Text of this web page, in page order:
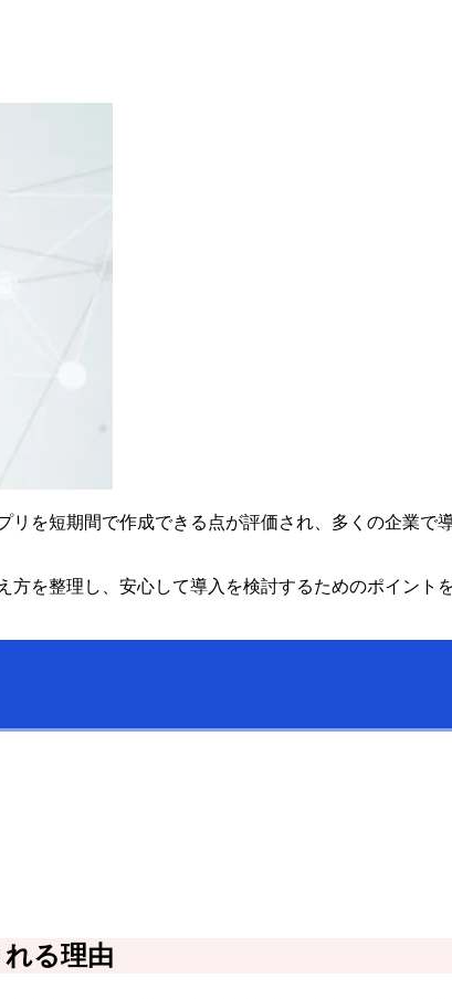
を短期間で作成できる点が評価され、多くの企業で
を整理し、安心して導入を検討するためのポイント
る理由